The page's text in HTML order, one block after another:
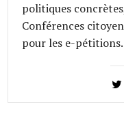
politiques
Conférences
pour les e-pétitions.